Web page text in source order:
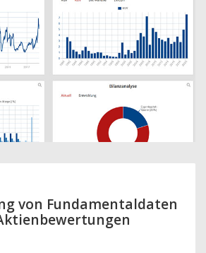
von Fundamentaldaten